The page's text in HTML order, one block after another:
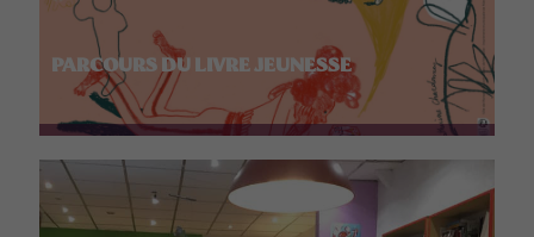
PARCOURS DU LIVRE JEUNESSE